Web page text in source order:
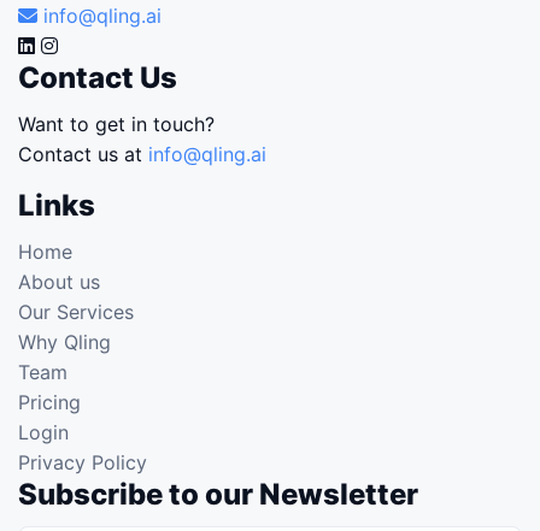
info@qling.ai
Contact Us
Want to get in touch?
Contact us at info@qling.ai
Links
Home
About us
Our Services
Why Qling
Team
Pricing
Login
Privacy Policy
Subscribe to our Newsletter